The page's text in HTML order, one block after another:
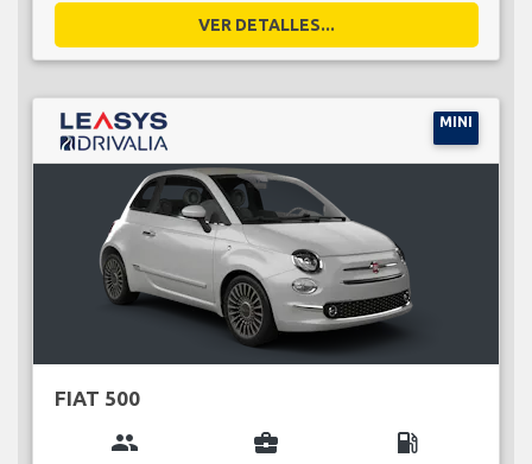
VER DETALLES...
MINI
FIAT 500
group business_center local_gas_station